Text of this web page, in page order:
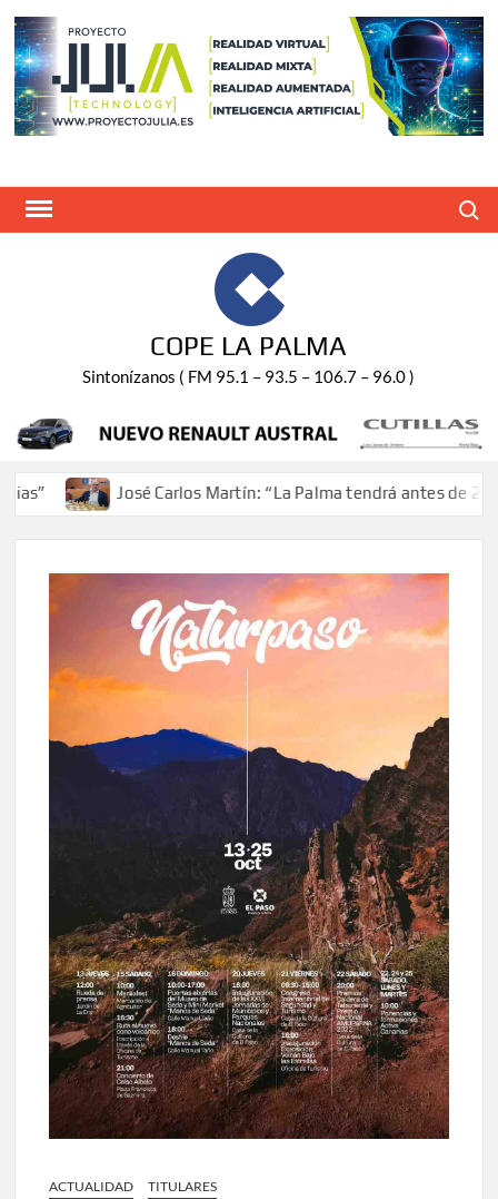
Saltar
contenido
COPE LA PALMA
Sintonízanos ( FM 95.1 – 93.5 – 106.7 – 96.0 )
José Carlos Martín: “La Palma tendrá antes de 2030 un
ACTUALIDAD TITULARES